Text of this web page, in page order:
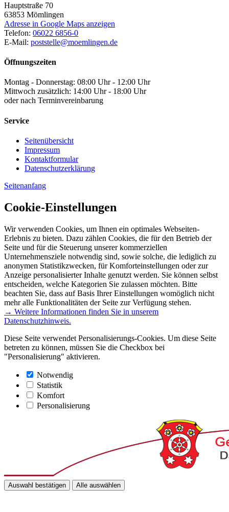
Hauptstraße 70
63853 Mömlingen
Adresse in Google Maps anzeigen
Telefon: 06022 6856-0
E-Mail: poststelle@moemlingen.de
Öffnungszeiten
Montag - Donnerstag: 08:00 Uhr - 12:00 Uhr
Mittwoch zusätzlich: 14:00 Uhr - 18:00 Uhr
oder nach Terminvereinbarung
Service
Seitenübersicht
Impressum
Kontaktformular
Datenschutzerklärung
Seitenanfang
Cookie-Einstellungen
Wir verwenden Cookies, um Ihnen ein optimales Webseiten-
Erlebnis zu bieten. Dazu zählen Cookies, die für den Betrieb der
Seite und für die Steuerung unserer kommerziellen
Unternehmensziele notwendig sind, sowie solche, die lediglich zu
anonymen Statistikzwecken, für Komforteinstellungen oder zur
Anzeige personalisierter Inhalte genutzt werden. Sie können selbst
entscheiden, welche Kategorien Sie zulassen möchten. Bitte
beachten Sie, dass auf Basis Ihrer Einstellungen womöglich nicht
mehr alle Funktionalitäten der Seite zur Verfügung stehen.
→ Weitere Informationen finden Sie in unserem
Datenschutzhinweis.
Diese Seite verwendet Personalisierungs-Cookies. Um diese Seite
betreten zu können, müssen Sie die Checkbox bei
"Personalisierung" aktivieren.
Notwendig
Statistik
Komfort
Personalisierung
Auswahl bestätigen Alle auswählen